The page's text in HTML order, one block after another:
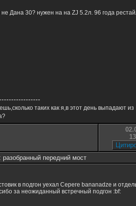
не Дана 30? нужен на на ZJ 5.2л. 96 года
таких как я,в этот день выпадают из
разобранный передний мост
в подгон уехал Сереге bananadze и
за неожиданный встречный подгон :bf: